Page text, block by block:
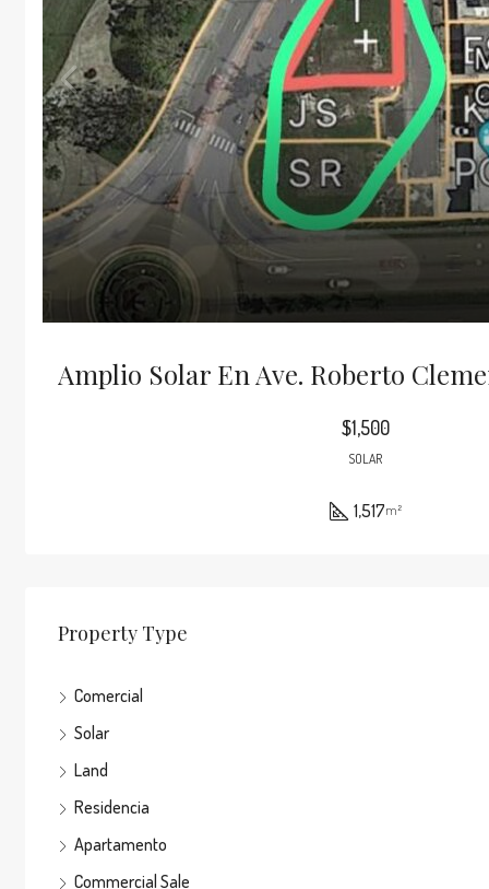
Amplio Solar En Ave. Roberto
$1,500
SOLAR
1,517m²
Property Type
Comercial
Solar
Land
Residencia
Apartamento
Commercial Sale